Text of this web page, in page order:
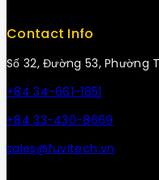
Contact Info
Số 32, Đường 53, Phường
+84 34-661-1851
+84 33-430-8669
sales@fuvitech.vn